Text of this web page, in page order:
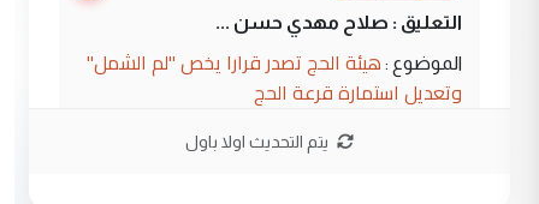
التعليق : صلاح مهدي حسن ...
الموضوع : هيئة الحج تصدر قرارا يخص "لم الشمل"
وتعديل استمارة قرعة الحج
يتم التحديث اولا باول